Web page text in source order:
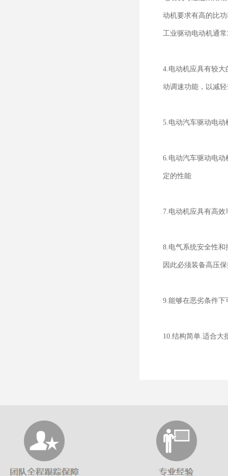
动机要求有高的比
工业驱动电动机通
4.电动机应具有较
动调速功能，以减
5.电动汽车驱动电
6.电动汽车驱动电
定的性能
7.电动机应具有高
8.电气系统安全性
因此必须装备高压
9.能够在恶劣条件
10.结构简单.适合大